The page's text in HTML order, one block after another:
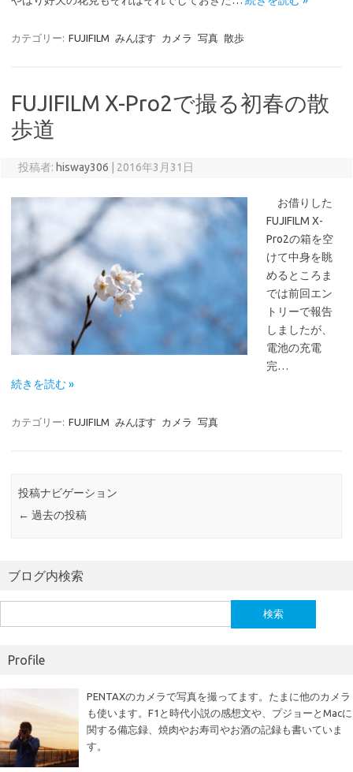
カテゴリー: FUJIFILM みんぽす カメラ 写真 散歩
FUJIFILM X-Pro2で撮る初春の散
歩道
投稿者: hisway306 2016年3月31日
お借りした
FUJIFILM X-
Pro2の箱を空
けて中身を眺
めるところま
では前回エン
トリーで報告
しましたが、
電池の充電
完…
続きを読む »
カテゴリー: FUJIFILM みんぽす カメラ 写真
投稿ナビゲーション
← 過去の投稿
ブログ内検索
索:
Profile
PENTAXのカメラで写真を撮ってます。たまに他のカメラ
も使います。F1と時代小説の感想文や、プジョーとMacに
関する備忘録、焼肉やお寿司やお酒の記録も書いていま
す。